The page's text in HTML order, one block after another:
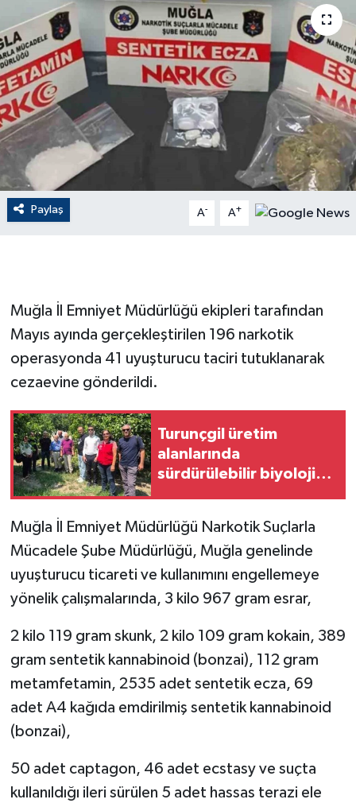
Paylaş A- A+
Muğla İl Emniyet Müdürlüğü ekipleri tarafından
Mayıs ayında gerçekleştirilen 196 narkotik
operasyonda 41 uyuşturucu taciri tutuklanarak
cezaevine gönderildi.
Turunçgil üretim
alanlarında
sürdürülebilir biyolojik
Muğla İl Emniyet Müdürlüğü Narkotik Suçlarla
Mücadele Şube Müdürlüğü, Muğla genelinde
uyuşturucu ticareti ve kullanımını engellemeye
yönelik çalışmalarında, 3 kilo 967 gram esrar,
2 kilo 119 gram skunk, 2 kilo 109 gram kokain, 389
gram sentetik kannabinoid (bonzai), 112 gram
metamfetamin, 2535 adet sentetik ecza, 69
adet A4 kağıda emdirilmiş sentetik kannabinoid
(bonzai),
50 adet captagon, 46 adet ecstasy ve suçta
kullanıldığı ileri sürülen 5 adet hassas terazi ele
Dış Haberler
Dünya
EĞİTİM
EKONOMİ
English News
Finans
GENEL
GÜNDEM
Güvenlik
HABERDE İNSAN
İNSAN
İş Dünyası
Jandarma
KÜLTÜR SANAT
MAGAZİN
Otomobil
POLİTİKA